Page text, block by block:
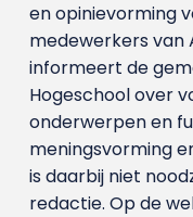
en opinievorming
medewerkers van
informeert de
Hogeschool over
onderwerpen en
meningsvorming
is daarbij niet
redactie. Op de